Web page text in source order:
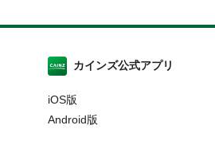
カインズ公式アプリ
iOS版
Android版